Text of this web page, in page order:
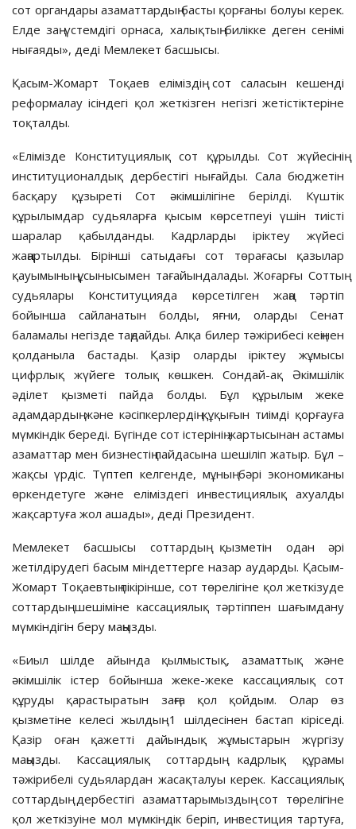
сот органдары азаматтардың басты қорғаны болуы керек.
Елде заң үстемдігі орнаса, халықтың билікке деген сенімі
нығаяды», деді Мемлекет басшысы.
Қасым-Жомарт Тоқаев еліміздің сот саласын кешенді
реформалау ісіндегі қол жеткізген негізгі жетістіктеріне
тоқталды.
«Елімізде Конституциялық сот құрылды. Сот жүйесінің
институционалдық дербестігі нығайды. Сала бюджетін
басқару құзыреті Сот әкімшілігіне берілді. Күштік
құрылымдар судьяларға қысым көрсетпеуі үшін тиісті
шаралар қабылданды. Кадрларды іріктеу жүйесі
жаңартылды. Бірінші сатыдағы сот төрағасы қазылар
қауымының ұсынысымен тағайындалады. Жоғарғы Соттың
судьялары Конституцияда көрсетілген жаңа тәртіп
бойынша сайланатын болды, яғни, оларды Сенат
баламалы негізде таңдайды. Алқа билер тәжірибесі кеңінен
қолданыла бастады. Қазір оларды іріктеу жұмысы
цифрлық жүйеге толық көшкен. Сондай-ақ Әкімшілік
әділет қызметі пайда болды. Бұл құрылым жеке
адамдардың және кәсіпкерлердің құқығын тиімді қорғауға
мүмкіндік береді. Бүгінде сот істерінің жартысынан астамы
азаматтар мен бизнестің пайдасына шешіліп жатыр. Бұл –
жақсы үрдіс. Түптеп келгенде, мұның бәрі экономиканы
өркендетуге және еліміздегі инвестициялық ахуалды
жақсартуға жол ашады», деді Президент.
Мемлекет басшысы соттардың қызметін одан әрі
жетілдірудегі басым міндеттерге назар аударды. Қасым-
Жомарт Тоқаевтың пікірінше, сот төрелігіне қол жеткізуде
соттардың шешіміне кассациялық тәртіппен шағымдану
мүмкіндігін беру маңызды.
«Биыл шілде айында қылмыстық, азаматтық және
әкімшілік істер бойынша жеке-жеке кассациялық сот
құруды қарастыратын заңға қол қойдым. Олар өз
қызметіне келесі жылдың 1 шілдесінен бастап кіріседі.
Қазір оған қажетті дайындық жұмыстарын жүргізу
маңызды. Кассациялық соттардың кадрлық құрамы
тәжірибелі судьялардан жасақталуы керек. Кассациялық
соттардың дербестігі азаматтарымыздың сот төрелігіне
қол жеткізуіне мол мүмкіндік беріп, инвестиция тартуға,